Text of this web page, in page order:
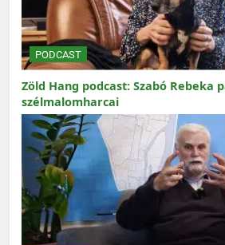
PODCAST
Zöld Hang podcast: Szabó Rebeka
szélmalomharcai